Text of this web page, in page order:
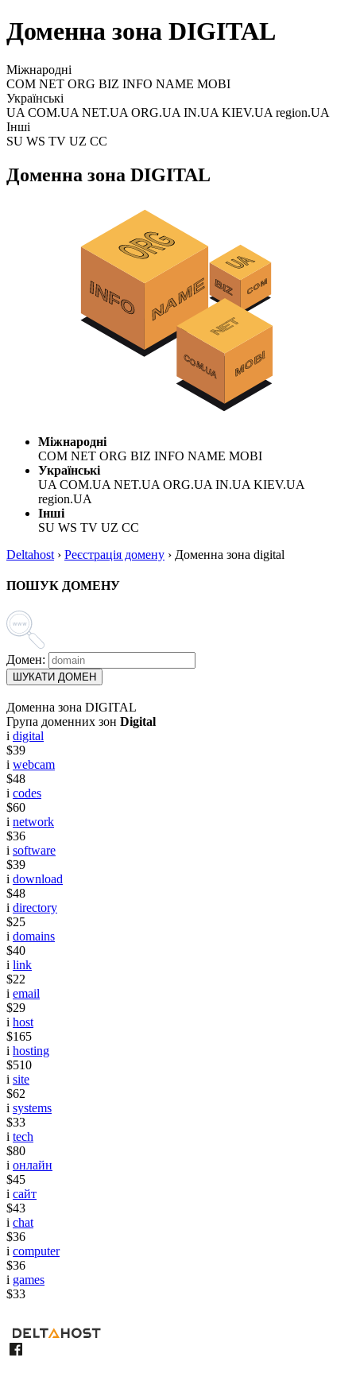
Доменна зона DIGITAL
Міжнародні
COM NET ORG BIZ INFO NAME MOBI
Українські
UA COM.UA NET.UA ORG.UA IN.UA KIEV.UA region.UA
Інші
SU WS TV UZ CC
Доменна зона DIGITAL
Міжнародні
COM NET ORG BIZ INFO NAME MOBI
Українські
UA COM.UA NET.UA ORG.UA IN.UA KIEV.UA
region.UA
Інші
SU WS TV UZ CC
Deltahost › Реєстрація домену › Доменна зона digital
ПОШУК ДОМЕНУ
Домен:
ШУКАТИ ДОМЕН
Доменна зона DIGITAL
Група доменних зон Digital
i digital
$39
i webcam
$48
i codes
$60
i network
$36
i software
$39
i download
$48
i directory
$25
i domains
$40
i link
$22
i email
$29
i host
$165
i hosting
$510
i site
$62
i systems
$33
i tech
$80
i онлайн
$45
i сайт
$43
i chat
$36
i computer
$36
i games
$33